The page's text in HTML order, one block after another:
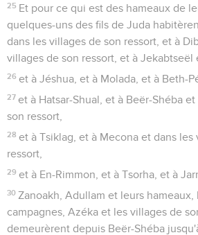
25 Et pour ce qui est des hameaux de
quelques-uns des fils de Juda
dans les villages de son ressort, et à
villages de son ressort, et à Jekabtseël
26 et à Jéshua, et à Molada, et à Beth-
27 et à Hatsar-Shual, et à Beër-Shéba
son ressort,
28 et à Tsiklag, et à Mecona et dans les
ressort,
29 et à En-Rimmon, et à Tsorha, et à
30 Zanoakh, Adullam et leurs hameaux,
campagnes, Azéka et les villages de
demeurèrent depuis Beër-Shéba